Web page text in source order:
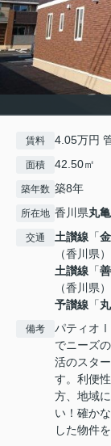
賃料 4.05万円
面積 42.50㎡
築年数 築8年
所在地 香川県丸
交通 土讃線 「
（香川県
土讃線 「
（香川県
予讃線 「
備考
パティオⅠ
でニーズ
活のスタ
す。利便
方、地域
い！確か
した物件